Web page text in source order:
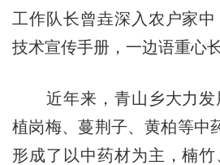
工作队长曾垚深入农户家
技术宣传手册，一边语重心长
近年来，青山乡大力发
植岗梅、蔓荆子、黄柏等中
形成了以中药材为主，楠